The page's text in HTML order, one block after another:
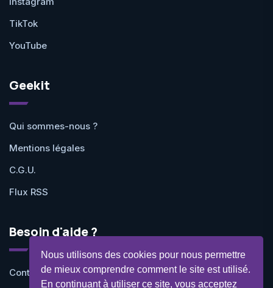
Nous utilisons des cookies pour nous permettre
de mieux comprendre comment le site est utilisé.
En continuant à utiliser ce site, vous acceptez
TikTok
YouTube
Geekit
Qui sommes-nous ?
Mentions légales
C.G.U.
Flux RSS
Besoin d'aide ?
Contactez-nous